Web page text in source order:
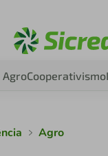
AgroCooperativismo
Agro